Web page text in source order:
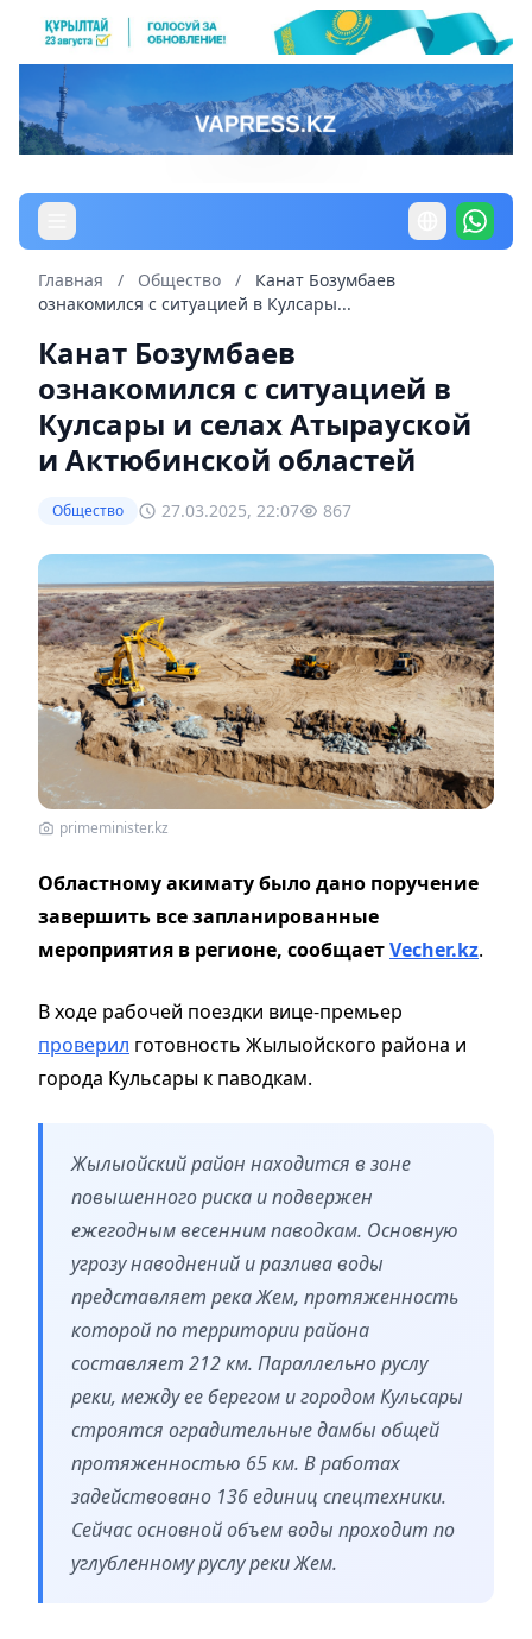
Главная / Общество /
Канат Бозумбаев
ознакомился с ситуацией в Кулсары...
Канат Бозумбаев
ознакомился с ситуацией в
Кулсары и селах Атырауской
и Актюбинской областей
Общество 27.03.2025, 22:07 867
primeminister.kz
Областному акимату было дано поручение
завершить все запланированные
мероприятия в регионе, сообщаетVecher.kz.
В ходе рабочей поездки вице-премьер
проверил готовность Жылыойского района и
города Кульсары к паводкам.
Жылыойский район находится в зоне
повышенного риска и подвержен
ежегодным весенним паводкам. Основную
угрозу наводнений и разлива воды
представляет река Жем, протяженность
которой по территории района
составляет 212 км. Параллельно руслу
реки, между ее берегом и городом Кульсары
строятся оградительные дамбы общей
протяженностью 65 км. В работах
задействовано 136 единиц спецтехники.
Сейчас основной объем воды проходит по
углубленному руслу реки Жем.